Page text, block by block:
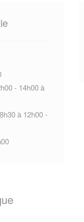
- 14h00 à
à 12h00 -